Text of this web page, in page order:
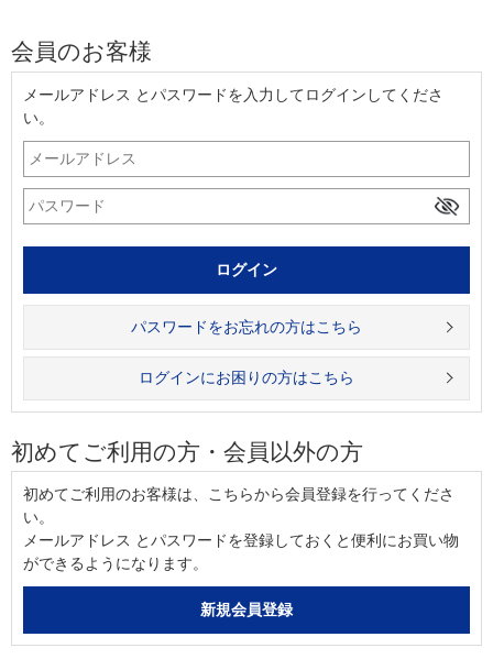
会員のお客様
メールアドレス とパスワードを入力してログインしてくださ
い。
パスワードをお忘れの方はこちら
ログインにお困りの方はこちら
初めてご利用の方・会員以外の方
初めてご利用のお客様は、こちらから会員登録を行ってくださ
い。
メールアドレス とパスワードを登録しておくと便利にお買い物
ができるようになります。